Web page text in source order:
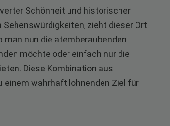
Schönheit und historischer
zieht dieser Ort
man nun die atemberaubenden
möchte oder einfach nur die
Diese Kombination aus
einem wahrhaft lohnenden Ziel für